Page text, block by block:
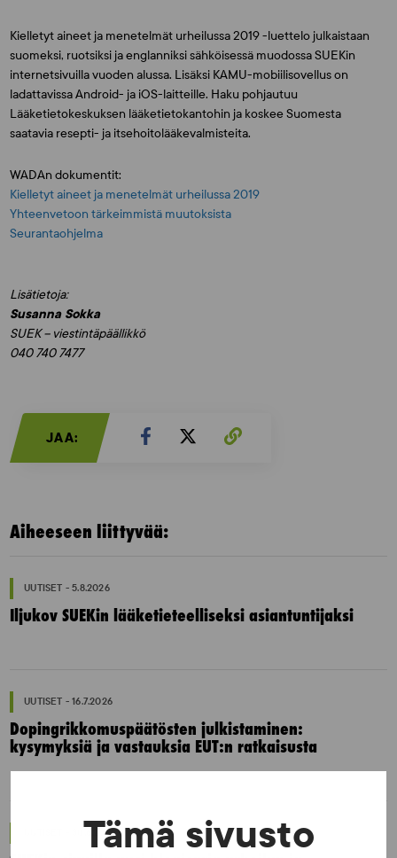
Tämä sivusto
Kielletyt aineet ja menetelmät urheilussa 2019 -luettelo julkaistaan
suomeksi, ruotsiksi ja englanniksi sähköisessä muodossa SUEKin
internetsivuilla vuoden alussa. Lisäksi KAMU-mobiilisovellus on
ladattavissa Android- ja iOS-laitteille. Haku pohjautuu
Lääketietokeskuksen lääketietokantohin ja koskee Suomesta
saatavia resepti- ja itsehoitolääkevalmisteita.
WADAn dokumentit:
Kielletyt aineet ja menetelmät urheilussa 2019
Yhteenvetoon tärkeimmistä muutoksista
Seurantaohjelma
Lisätietoja:
Susanna Sokka
SUEK – viestintäpäällikkö
040 740 7477
JAA:
Aiheeseen liittyvää:
UUTISET - 5.8.2026
Iljukov SUEKin lääketieteelliseksi asiantuntijaksi
UUTISET - 16.7.2026
Dopingrikkomuspäätösten julkistaminen:
kysymyksiä ja vastauksia EUT:n ratkaisusta
UUTISET - 30.6.2026